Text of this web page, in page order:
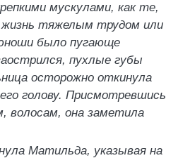
мускулами, как те,
тяжелым трудом или
было пугающе
пухлые губы
осторожно откинула
голову. Присмотревшись
она заметила
Матильда, указывая на